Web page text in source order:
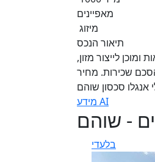
מאפיינים
מיזוג
תיאור הנכס
הבריאות ומוכן לייצור מזון,
קומות 1-3. אכלוס - תוך 3 חודשים מההסכם שכירות. מחיר
מידע AI
- שוהם
בלעדי